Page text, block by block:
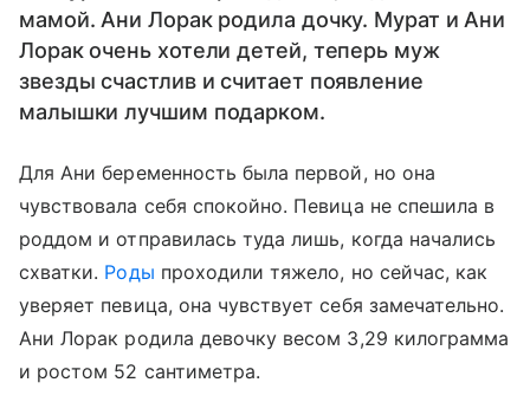
мамой. Ани Лорак родила дочку. Мурат и Ани
Лорак очень хотели детей, теперь муж
звезды счастлив и считает появление
малышки лучшим подарком.
Для Ани беременность была первой, но она
чувствовала себя спокойно. Певица не спешила в
роддом и отправилась туда лишь, когда начались
схватки. Роды проходили тяжело, но сейчас, как
уверяет певица, она чувствует себя замечательно.
Ани Лорак родила девочку весом 3,29 килограмма
и ростом 52 сантиметра.